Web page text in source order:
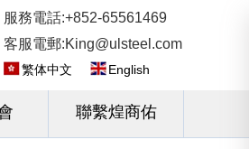
服務電話:+852-65561469
客服電郵:King@ulsteel.com
繁体中文 English
聯繫煌商佑